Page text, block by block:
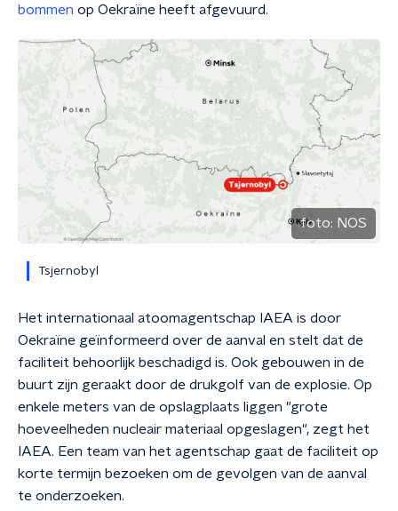
bommen op Oekraïne heeft afgevuurd.
foto: NOS
Tsjernobyl
Het internationaal atoomagentschap IAEA is door
Oekraïne geïnformeerd over de aanval en stelt dat de
faciliteit behoorlijk beschadigd is. Ook gebouwen in de
buurt zijn geraakt door de drukgolf van de explosie. Op
enkele meters van de opslagplaats liggen "grote
hoeveelheden nucleair materiaal opgeslagen", zegt het
IAEA. Een team van het agentschap gaat de faciliteit op
korte termijn bezoeken om de gevolgen van de aanval
te onderzoeken.